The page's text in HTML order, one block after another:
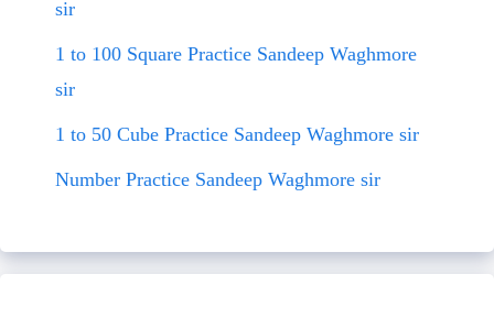
sir
1 to 100 Square Practice Sandeep Waghmore
sir
1 to 50 Cube Practice Sandeep Waghmore sir
Number Practice Sandeep Waghmore sir